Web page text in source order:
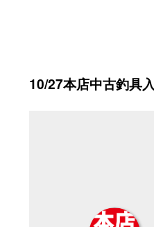
10/27本店中古釣具